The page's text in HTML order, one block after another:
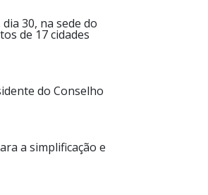
30, na sede do
de 17 cidades
do Conselho
a simplificação e